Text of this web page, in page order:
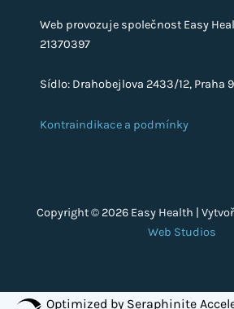
Web provozuje společnost Easy
21370397
Sídlo: Drahobejlova 2433/12, Praha
Kontraindikace a podmínky
Copyright © 2026 Easy Health |
Web Studios
Optimized by Seraphinite